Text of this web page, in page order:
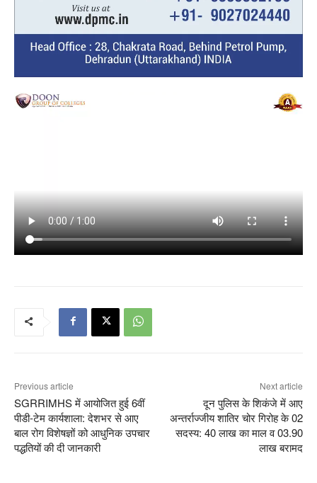
Previous article
SGRRIMHS में आयोजित हुई 6वीं
पीडी-टेम कार्यशाला: देशभर से आए
बाल रोग विशेषज्ञों को आधुनिक उपचार
पद्धतियों की दी जानकारी
Next article
दून पुलिस के शिकंजे में आए
अन्तर्राज्जीय शातिर चोर गिरोह के 02
सदस्य: 40 लाख का माल व 03.90
लाख बरामद